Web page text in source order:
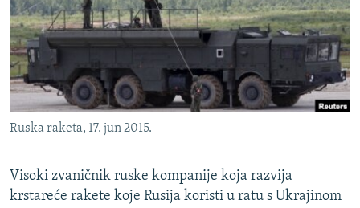
ISPRIČAJ MI
DNEVNO@RSE
SPECIJALI RSE
VIŠE OD NASLOVA
GENOCID U SREBRENICI
POPLAVE I KLIZIŠTA U BIH 2024.
TV LIBERTY
PRATITE NAS
Sve RFE/RL stranice
Ruska raketa, 17. jun 2015.
Visoki zvaničnik ruske kompanije koja razvija
krstareće rakete koje Rusija koristi u ratu s Ukrajinom